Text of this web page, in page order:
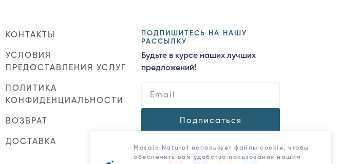
КОНТАКТЫ
УСЛОВИЯ
ПРЕДОСТАВЛЕНИЯ УСЛУГ
ПОЛИТИКА
КОНФИДЕНЦИАЛЬНОСТИ
ВОЗВРАТ
ДОСТАВКА
ПОДПИШИТЕСЬ НА НАШУ
РАССЫЛКУ
Будьте в курсе наших лучших
предложений!
Подписаться
Mosaic Natural использует файлы cookie, чтобы
обеспечить вам удобство пользования нашим